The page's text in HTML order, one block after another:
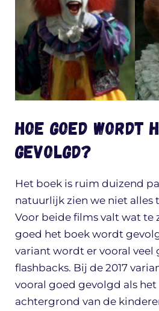
Hoe goed wordt
gevolgd?
Het boek is ruim duizend
natuurlijk zien we niet alles
Voor beide films valt wat te
goed het boek wordt
variant wordt er vooral veel
flashbacks. Bij de 2017
vooral goed gevolgd als
achtergrond van de